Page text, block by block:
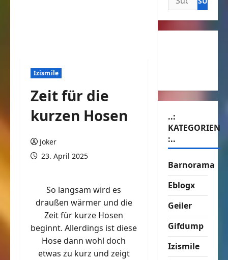
Izismile
Zeit für die
kurzen Hosen
Joker
23. April 2025
So langsam wird es
draußen wärmer und die
Zeit für kurze Hosen
beginnt. Allerdings ist diese
Hose dann wohl doch
etwas zu kurz und zeigt
nach:
..:
KATEGORIEN
:..
Barnorama
Eblogx
Geiler
Gifdump
Izismile